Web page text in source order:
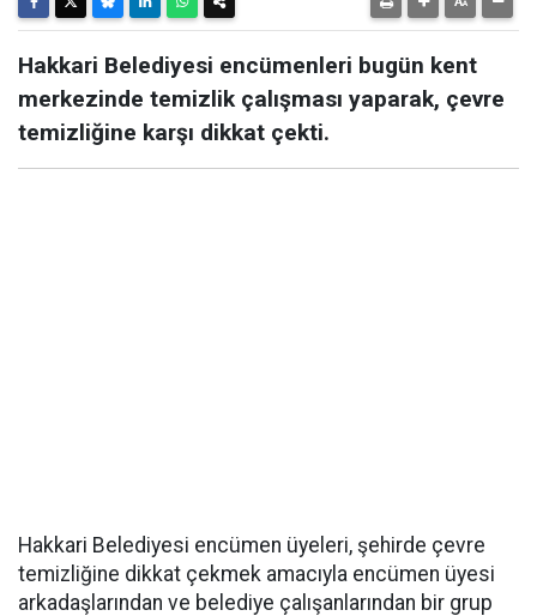
Hakkari Belediyesi encümenleri bugün kent
merkezinde temizlik çalışması yaparak, çevre
temizliğine karşı dikkat çekti.
Hakkari Belediyesi encümen üyeleri, şehirde çevre
temizliğine dikkat çekmek amacıyla encümen üyesi
arkadaşlarından ve belediye çalışanlarından bir grup